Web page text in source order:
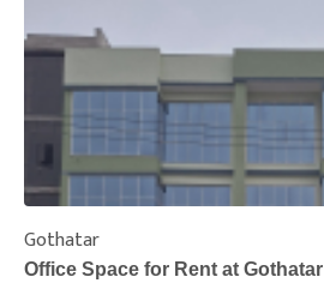
Gothatar
Office Space for Rent at Gothatar